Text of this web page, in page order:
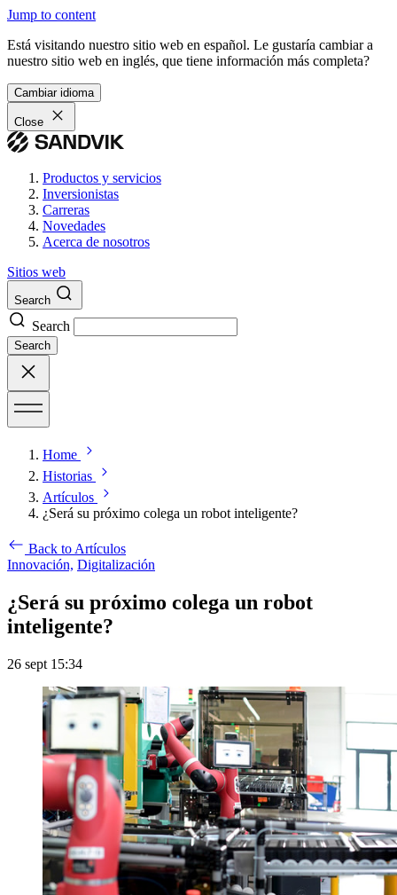
Jump to content
Está visitando nuestro sitio web en español. Le gustaría cambiar a
nuestro sitio web en inglés, que tiene información más completa?
Cambiar idioma
Close
Productos y servicios
Inversionistas
Carreras
Novedades
Acerca de nosotros
Sitios web
Search
Search
Search
Home
Historias
Artículos
¿Será su próximo colega un robot inteligente?
Back to Artículos
Innovación, Digitalización
¿Será su próximo colega un robot
inteligente?
26 sept 15:34